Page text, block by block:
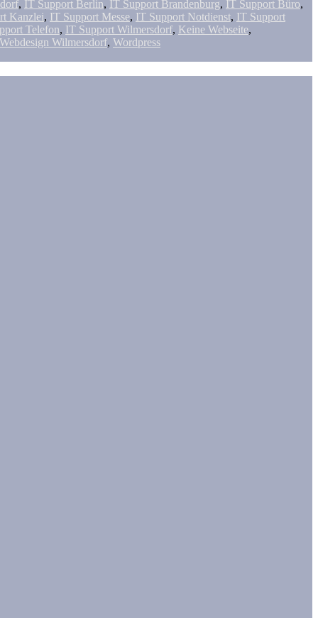
, IT Support Berlin, IT Support Brandenburg, IT Support Büro,
Kanzlei, IT Support Messe, IT Support Notdienst, IT Support
Telefon, IT Support Wilmersdorf, Keine Webseite,
Webdesign Wilmersdorf, Wordpress